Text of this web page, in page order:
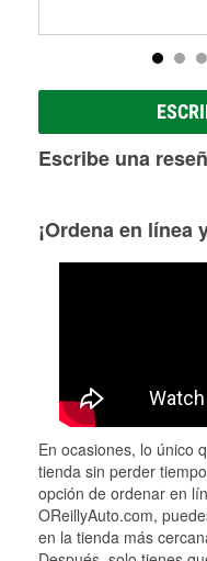
Escribe una
¡Ordena en línea
En ocasiones, lo único
tienda sin perder
opción de ordenar en
OReillyAuto.com,
en la tienda más